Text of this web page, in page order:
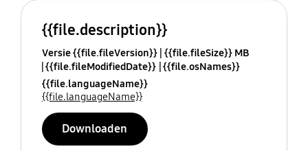
{{file.description}}
Versie {{file.fileVersion}} {{file.fileSize}} MB
{{file.fileModifiedDate}} {{file.osNames}}
{{file.languageName}}
{{file.languageName}}
Downloaden